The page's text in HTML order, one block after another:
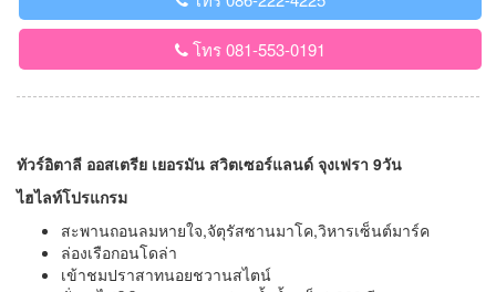
โทร 081-553-0191
ทัวร์อิตาลี ออสเตรีย เยอรมัน สวิตเซอร์แลนด์ จุงเฟรา 9วัน
ไฮไลท์โปรแกรม
สะพานถอนลมหายใจ,จัตุรัสซานมาโค,วิหารเซ็นต์มาร์ค
ล่องเรือกอนโดล่า
เข้าชมปราสาทนอยชวานสไตน์